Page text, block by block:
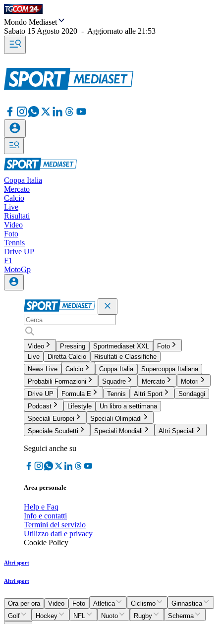
Mondo Mediaset
Sabato 15 Agosto 2020 - Aggiornato alle 21:53
Coppa Italia
Mercato
Calcio
Live
Risultati
Video
Foto
Tennis
Drive UP
F1
MotoGp
Video Pressing Sportmediaset XXL
Foto
Live
Diretta Calcio
Risultati e Classifiche
News Live
Calcio Coppa Italia
Supercoppa Italiana
Probabili Formazioni
Squadre Mercato
Motori
Drive UP
Formula E Tennis Altri Sport
Sondaggi
Podcast
Lifestyle
Un libro a settimana
Speciali Europei
Speciali Olimpiadi
Speciale Scudetti
Speciali Mondiali Altri Speciali
Seguici anche su
Area personale
Help e Faq
Info e contatti
Termini del servizio
Utilizzo dati e privacy
Cookie Policy
Altri sport
Altri sport
Ora per ora Video Foto Atletica Ciclismo
Ginnastica
Golf
Hockey NFL Nuoto Rugby
Scherma